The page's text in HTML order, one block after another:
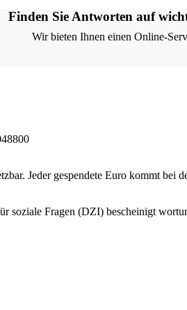
Finden Sie Antworten auf
Wir bieten Ihnen einen Online-
Jeder gespendete Euro kommt
soziale Fragen (DZI) bescheinigt